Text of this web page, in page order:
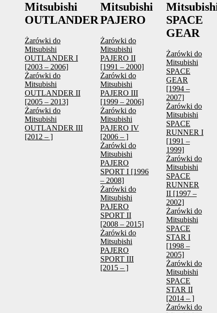
Mitsubishi
OUTLANDER
Żarówki do
Mitsubishi
OUTLANDER I
[2003 – 2006]
Żarówki do
Mitsubishi
OUTLANDER II
[2005 – 2013]
Żarówki do
Mitsubishi
OUTLANDER III
[2012 – ]
Mitsubishi
PAJERO
Żarówki do
Mitsubishi
PAJERO II
[1991 – 2000]
Żarówki do
Mitsubishi
PAJERO III
[1999 – 2006]
Żarówki do
Mitsubishi
PAJERO IV
[2006 – ]
Żarówki do
Mitsubishi
PAJERO
SPORT I [1996
– 2008]
Żarówki do
Mitsubishi
PAJERO
SPORT II
[2008 – 2015]
Żarówki do
Mitsubishi
PAJERO
SPORT III
[2015 – ]
SPACE
GEAR
Żarówki do
Mitsubishi
SPACE
GEAR
[1994 –
2007]
Żarówki do
Mitsubishi
SPACE
RUNNER I
[1991 –
1999]
Żarówki do
Mitsubishi
SPACE
RUNNER
II [1997 –
2002]
Żarówki do
Mitsubishi
SPACE
STAR I
[1998 –
2005]
Żarówki do
Mitsubishi
SPACE
STAR II
[2014 – ]
Żarówki do